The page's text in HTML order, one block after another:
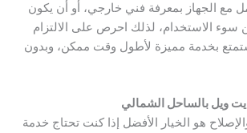
مع الجهاز بمعرفة فني خارجي، أو أن يكون
الاستخدام، لذلك احرص على الالتزام
بخدمة مميزة لأطول وقت ممكن، وبدون
ويل بالساحل الشمالي
هو الخيار الأفضل إذا كنت تحتاج خدمة